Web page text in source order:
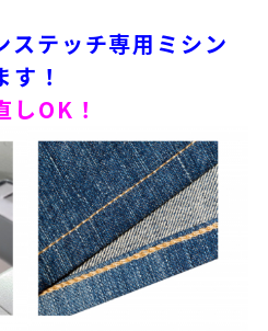
ステッチ専用ミシン
！
OK！